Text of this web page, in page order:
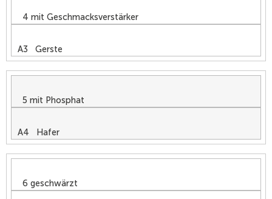
4 mit Geschmacksverstärker
A3 Gerste
5 mit Phosphat
A4 Hafer
6 geschwärzt